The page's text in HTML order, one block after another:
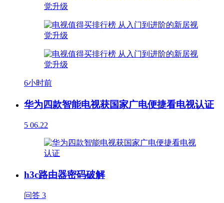
6小时前
华为四款智能电视获国家广电便捷看电视认证
5 06.22
h3c路由器密码破解
问答 3